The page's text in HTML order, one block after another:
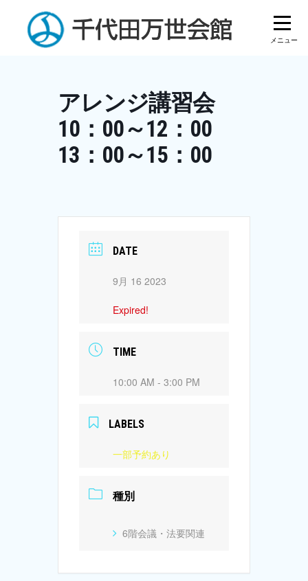
content
アレンジ講習会
10：00～12：00
13：00～15：00
DATE
9月 16 2023
Expired!
TIME
10:00 AM - 3:00 PM
LABELS
一部予約あり
種別
6階会議・法要関連